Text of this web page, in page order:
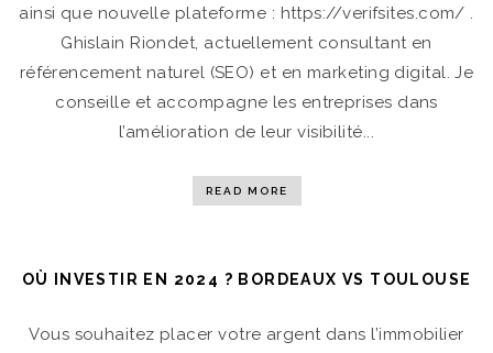
ainsi que nouvelle plateforme : https://verifsites.com/ .
Ghislain Riondet, actuellement consultant en
référencement naturel (SEO) et en marketing digital. Je
conseille et accompagne les entreprises dans
l’amélioration de leur visibilité...
READ MORE
OÙ INVESTIR EN 2024 ? BORDEAUX VS TOULOUSE
Vous souhaitez placer votre argent dans l’immobilier